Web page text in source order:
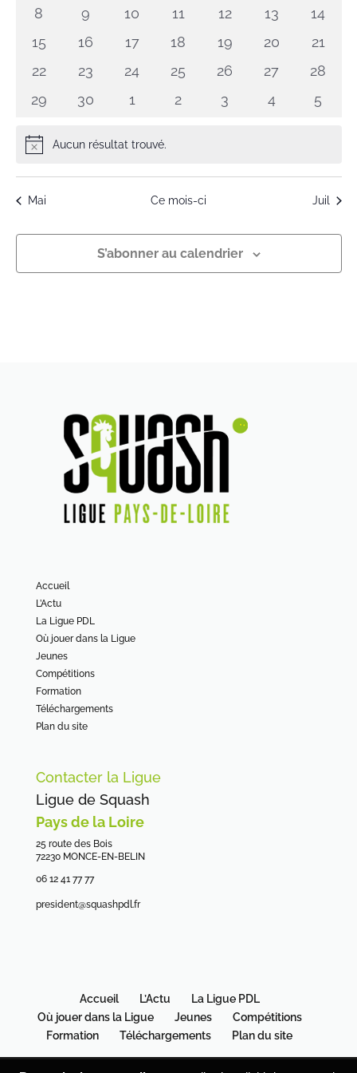
évènements
0
évènements
8
0
évènements
9
0
évènements
10
0
évènements
11
0
12
0
13
0
14
0
15
0
16
0
17
0
évènements
18
0
évènements
19
0
évènements
20
0
21
0
22
0
23
0
24
0
25
0
26
0
27
0
28
0
29
0
30
0
1
0
2
0
3
0
4
0
5
NoticeAucun résultat trouvé.
Mai Ce mois-ci Juil
S’abonner au calendrier
Accueil
L’Actu
La Ligue PDL
Où jouer dans la Ligue
Jeunes
Compétitions
Formation
Téléchargements
Plan du site
Contacter la Ligue
Ligue de Squash
Pays de la Loire
25 route des Bois
72230 MONCE-EN-BELIN
06 12 41 77 77
president@squashpdl.fr
Accueil L’Actu
La Ligue PDL
Où jouer dans la Ligue
Jeunes
Compétitions
Formation
Téléchargements Plan du site